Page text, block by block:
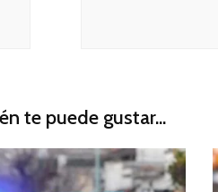
te puede gustar...